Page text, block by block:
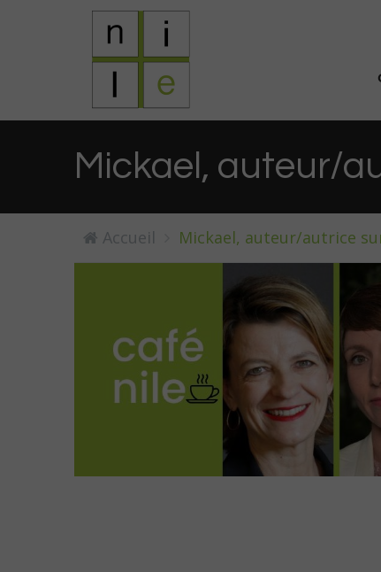
Mickael, auteur/
Accueil Mickael, auteur/autrice